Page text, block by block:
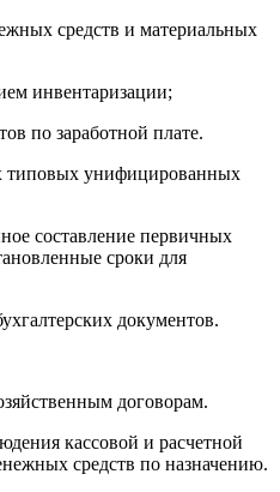
средств и материальных
инвентаризации;
по заработной плате.
типовых унифицированных
составление первичных
сроки для
документов.
договорам.
кассовой и расчетной
средств по назначению.